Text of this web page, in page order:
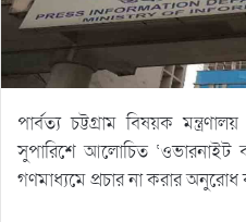
পার্বত্য চট্টগ্রাম বিষয়ক
সুপারিশে আলোচিত ‘ওভারনাইট
গণমাধ্যমে প্রচার না করার